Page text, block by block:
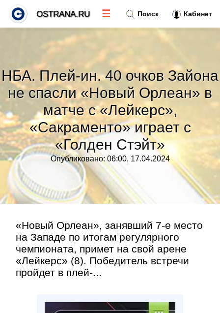
НБА. Плей-ин. 40 очков Зайона
не спасли «Новый Орлеан» в
матче с «Лейкерс»,
«Сакраменто» играет с
«Голден Стэйт»
Опубликовано: 06:00, 17.04.2024
«Новый Орлеан», занявший 7-е место
на Западе по итогам регулярного
чемпионата, примет на свой арене
«Лейкерс» (8). Победитель встречи
пройдет в плей-...
Поиск Кабинет
OSTRANA.RU ☰
Тренды новостей »
Рубрики»
Правила
Контакт